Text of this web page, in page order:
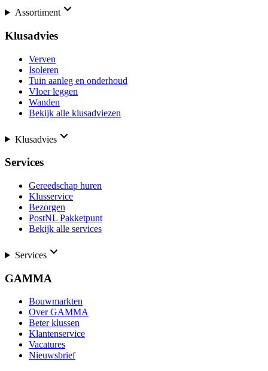
Assortiment
Klusadvies
Verven
Isoleren
Tuin aanleg en onderhoud
Vloer leggen
Wanden
Bekijk alle klusadviezen
Klusadvies
Services
Gereedschap huren
Klusservice
Bezorgen
PostNL Pakketpunt
Bekijk alle services
Services
GAMMA
Bouwmarkten
Over GAMMA
Beter klussen
Klantenservice
Vacatures
Nieuwsbrief